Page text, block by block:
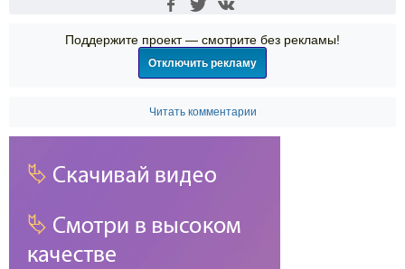
Поддержите проект — смотрите без рекламы!
Отключить рекламу
Читать комментарии